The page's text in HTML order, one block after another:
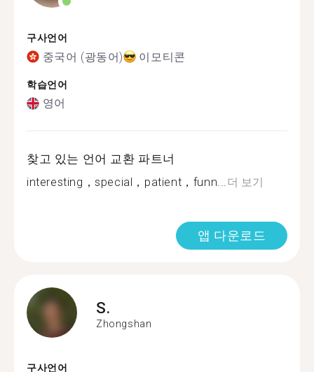
구사언어
중국어 (광동어) 이모티콘
학습언어
영어
찾고 있는 언어 교환 파트너
interesting，special，patient，funn...더 보기
앱 다운로드
S.
Zhongshan
구사언어